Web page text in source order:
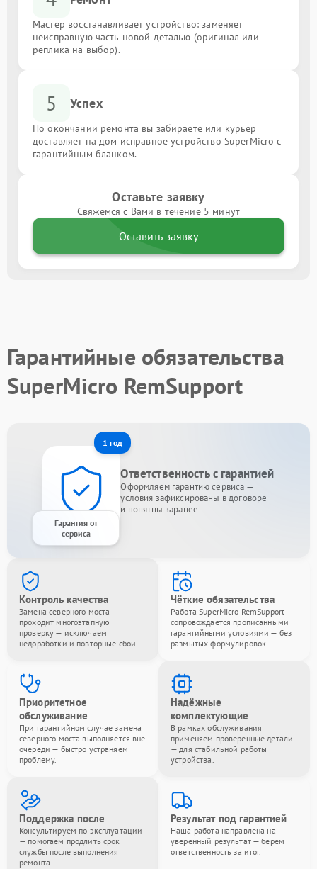
Мастер восстанавливает устройство: заменяет
неисправную часть новой деталью (оригинал или
реплика на выбор).
5 Успех
По окончании ремонта вы забираете или курьер
доставляет на дом исправное устройство SuperMicro с
гарантийным бланком.
Оставьте заявку
Свяжемся с Вами в течение 5 минут
Оставить заявку
Гарантийные обязательства
SuperMicro RemSupport
1 год
Гарантия от
сервиса
Ответственность с гарантией
Оформляем гарантию сервиса —
условия зафиксированы в договоре
и понятны заранее.
Контроль качества
Замена северного моста
проходит многоэтапную
проверку — исключаем
недоработки и повторные сбои.
Чёткие обязательства
Работа SuperMicro RemSupport
сопровождается прописанными
гарантийными условиями — без
размытых формулировок.
Приоритетное
обслуживание
При гарантийном случае замена
северного моста выполняется вне
очереди — быстро устраняем
проблему.
Надёжные
комплектующие
В рамках обслуживания
применяем проверенные детали
— для стабильной работы
устройства.
Поддержка после
Консультируем по эксплуатации
— помогаем продлить срок
службы после выполнения
ремонта.
Результат под гарантией
Наша работа направлена на
уверенный результат — берём
ответственность за итог.